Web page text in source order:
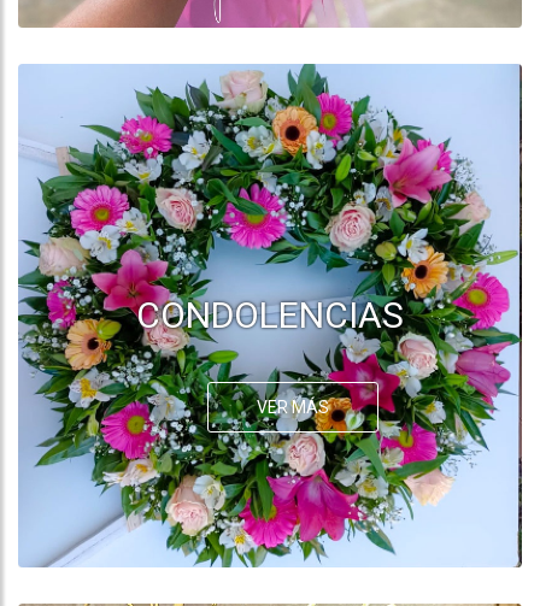
VER MÁS
CONDOLENCIAS